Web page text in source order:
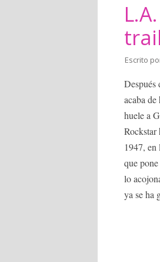
Escrito
Después
acaba
huele a
Rockstar
1947,
que
lo
ya se ha